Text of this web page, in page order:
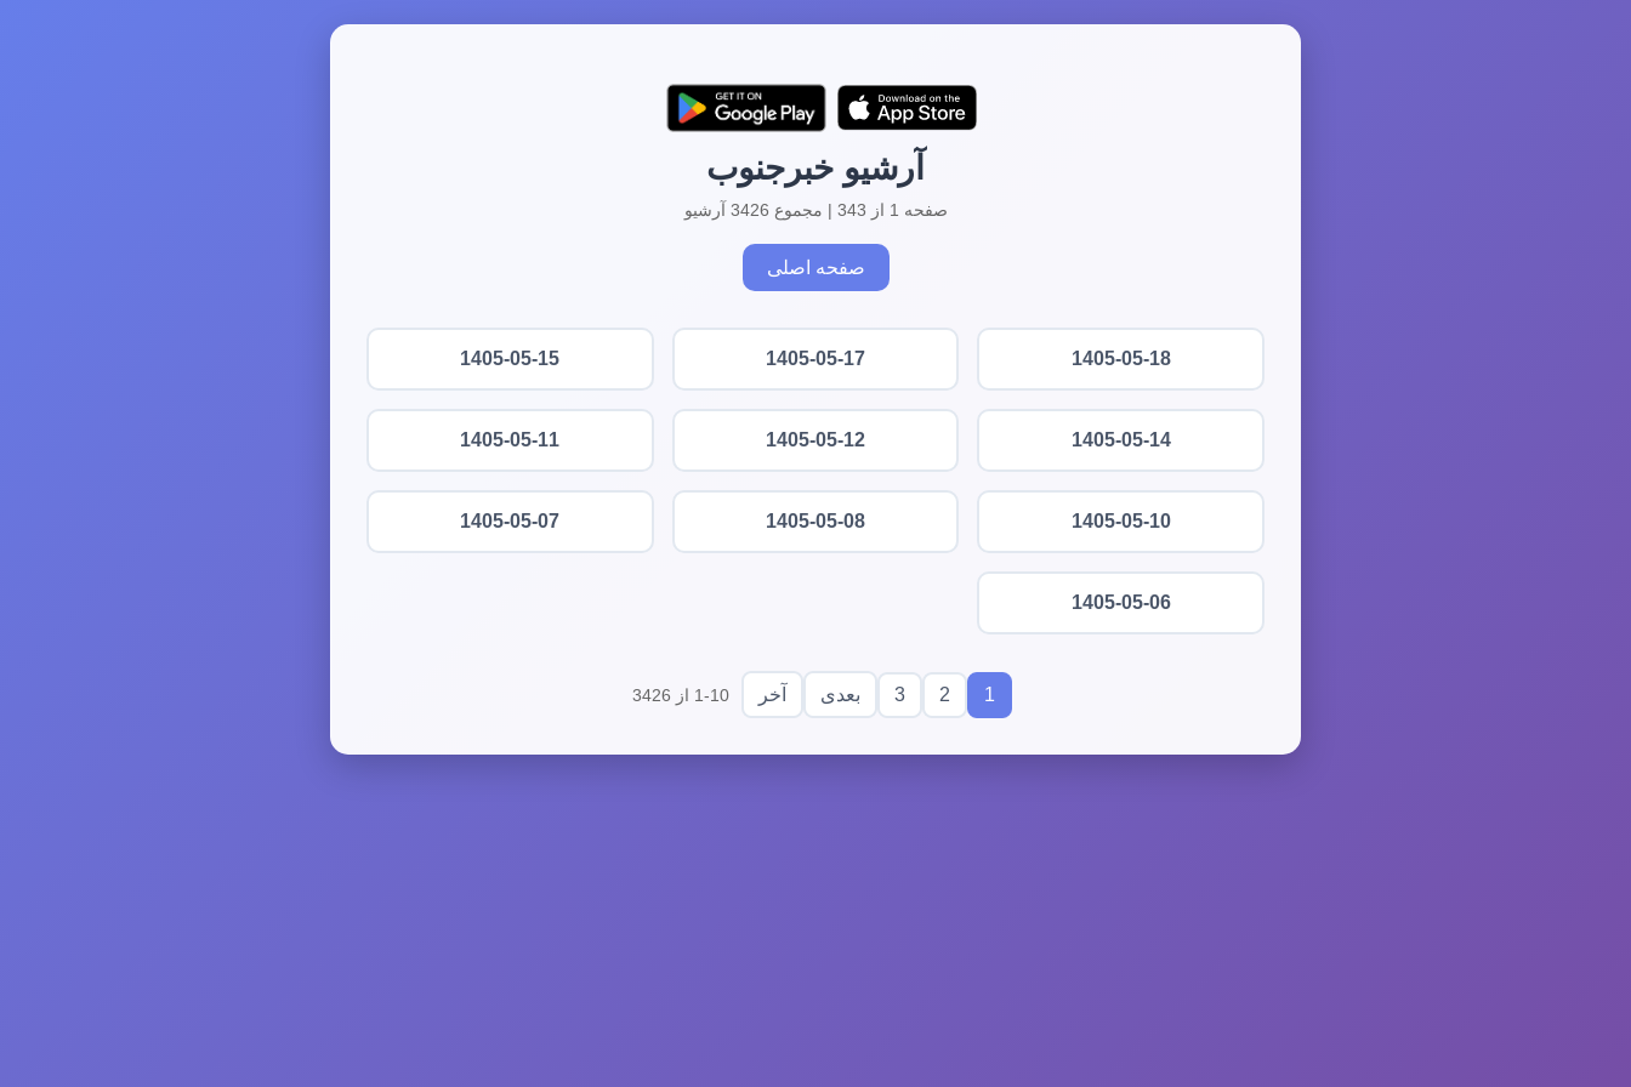
آرشیو خبرجنوب
صفحه 1 از 343 | مجموع 3426 آرشیو
صفحه اصلی
1405-05-18
1405-05-17
1405-05-15
1405-05-14
1405-05-12
1405-05-11
1405-05-10
1405-05-08
1405-05-07
1405-05-06
1
2
3 بعدی آخر 1-10 از 3426